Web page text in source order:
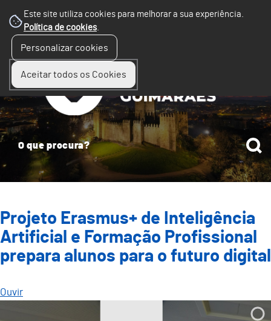
Este site utiliza cookies para melhorar a sua experiência.
Política de cookies.
Personalizar cookies
Aceitar todos os Cookies
Projeto Erasmus+ de Inteligência
Artificial e Formação Profissional
prepara alunos para o futuro digital
Ouvir